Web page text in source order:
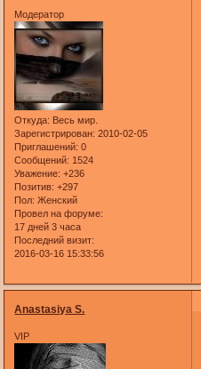
Модератор
Откуда: Весь мир.
Зарегистрирован: 2010-02-05
Приглашений: 0
Сообщений: 1524
Уважение: +236
Позитив: +297
Пол: Женский
Провел на форуме:
17 дней 3 часа
Последний визит:
2016-03-16 15:33:56
Anastasiya S.
VIP